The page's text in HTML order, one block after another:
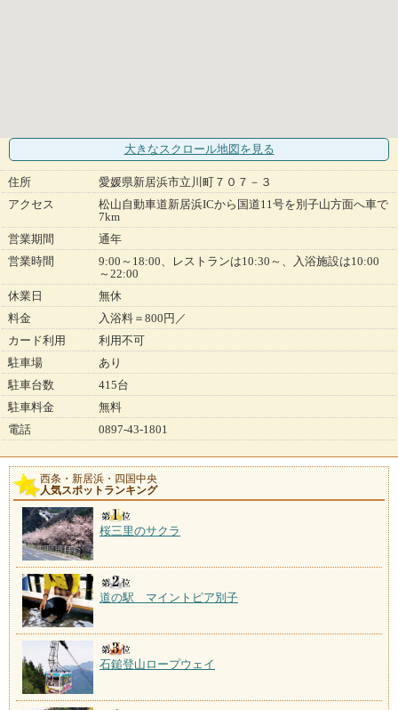
大きなスクロール地図 を見る
住所
愛媛県新居浜市立川町７０７－３
アクセス
松山自動車道新居浜ICから国道11号を別子山方面へ車で
7km
営業期間
通年
営業時間
9:00～18:00、レストランは10:30～、入浴施設は10:00
～22:00
休業日
無休
料金
入浴料＝800円／
カード利用
利用不可
駐車場
あり
駐車台数
415台
駐車料金
無料
電話
0897-43-1801
西条・新居浜・四国中央
人気スポットランキング
桜三里のサクラ
道の駅 マイントピア別子
石鎚登山ロープウェイ